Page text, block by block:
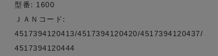
型番: 1600
ＪＡＮコード:
4517394120413/4517394120420/4517394120437/
4517394120444